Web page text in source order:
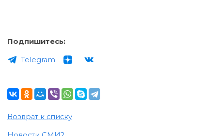
Подпишитесь:
Telegram
Возврат к списку